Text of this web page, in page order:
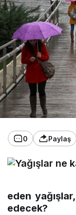
0 Paylaş
eden
edecek?